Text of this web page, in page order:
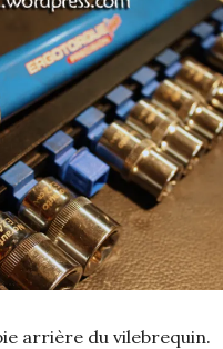
arrière du vilebrequin.